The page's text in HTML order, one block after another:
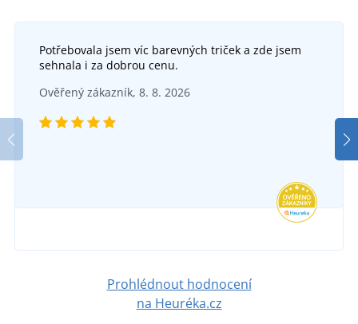
Potřebovala jsem víc barevných triček a zde jsem
sehnala i za dobrou cenu.
Ověřený zákazník, 8. 8. 2026
Prohlédnout hodnocení
na Heuréka.cz